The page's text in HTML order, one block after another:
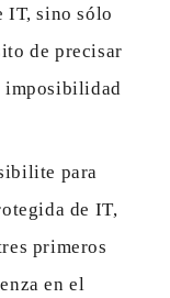
IT, sino sólo
de precisar
imposibilidad
para
de IT,
primeros
en el